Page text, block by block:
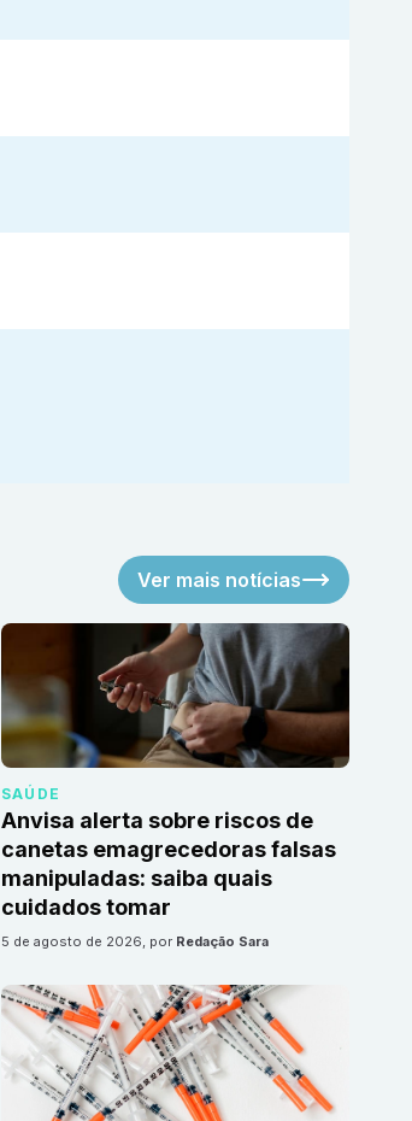
Ver mais notícias
SAÚDE
Anvisa alerta sobre riscos de
canetas emagrecedoras falsas
manipuladas: saiba quais
cuidados tomar
5 de agosto de 2026, por Redação Sara